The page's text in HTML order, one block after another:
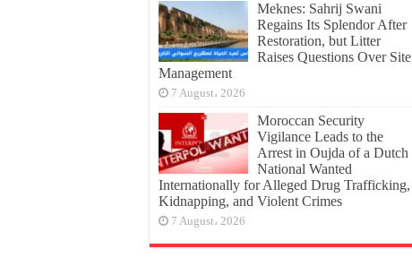
Meknes: Sahrij Swani
Regains Its Splendor After
Restoration, but Litter
Raises Questions Over Site
Management
7 August، 2026
Moroccan Security
Vigilance Leads to the
Arrest in Oujda of a Dutch
National Wanted
Internationally for Alleged Drug Trafficking,
Kidnapping, and Violent Crimes
7 August، 2026